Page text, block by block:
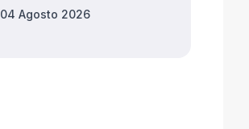
04 Agosto 2026